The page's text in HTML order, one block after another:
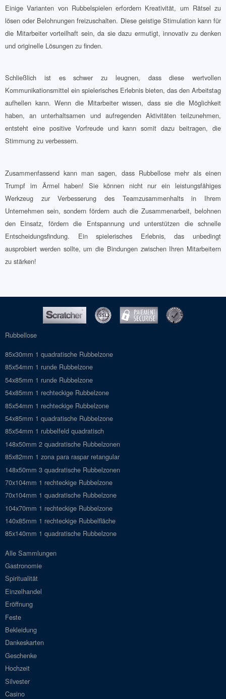
Einige Varianten von Rubbelspielen erfordern Kreativität, um Rätsel zu
lösen oder Belohnungen freizuschalten. Diese geistige Stimulation kann für
die Mitarbeiter vorteilhaft sein, da sie dazu ermutigt, innovativ zu denken
und originelle Lösungen zu finden.
Schließlich ist es schwer zu leugnen, dass diese wertvollen
Kommunikationsmittel ein spielerisches Erlebnis bieten, das den Arbeitstag
aufhellen kann. Wenn die Mitarbeiter wissen, dass sie die Möglichkeit
haben, an unterhaltsamen und aufregenden Aktivitäten teilzunehmen,
entsteht eine positive Vorfreude und kann somit dazu beitragen, die
Stimmung zu verbessern.
Zusammenfassend kann man sagen, dass Rubbellose mehr als einen
Trumpf im Ärmel haben! Sie können nicht nur ein leistungsfähiges
Werkzeug zur Verbesserung des Teamzusammenhalts in Ihrem
Unternehmen sein, sondern fördern auch die Zusammenarbeit, belohnen
den Einsatz, fördern die Entspannung und unterstützen die schnelle
Entscheidungsfindung. Ein spielerisches Erlebnis, das unbedingt
ausprobiert werden sollte, um die Bindungen zwischen Ihren Mitarbeitern
zu stärken!
Rubbellose
85x30mm 1 quadratische Rubbelzone
85x54mm 1 runde Rubbelzone
54x85mm 1 runde Rubbelzone
54x85mm 1 rechteckige Rubbelzone
85x54mm 1 rechteckige Rubbelzone
54x85mm 1 quadratische Rubbelzone
85x54mm 1 rubbelfeld quadratisch
148x50mm 2 quadratische Rubbelzonen
85x82mm 1 zona para raspar retangular
148x50mm 3 quadratische Rubbelzonen
70x104mm 1 rechteckige Rubbelzone
70x104mm 1 quadratische Rubbelzone
104x70mm 1 rechteckige Rubbelzone
140x85mm 1 rechteckige Rubbelfläche
85x140mm 1 quadratische Rubbelzone
Alle Sammlungen
Gastronomie
Spiritualität
Einzelhandel
Eröffnung
Feste
Bekleidung
Dankeskarten
Geschenke
Hochzeit
Silvester
Casino